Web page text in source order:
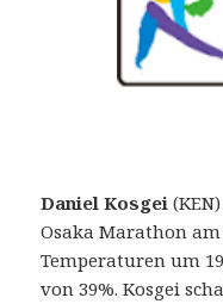
Daniel Kosgei
Osaka Marathon
Temperaturen um
von 39%. Kosgei